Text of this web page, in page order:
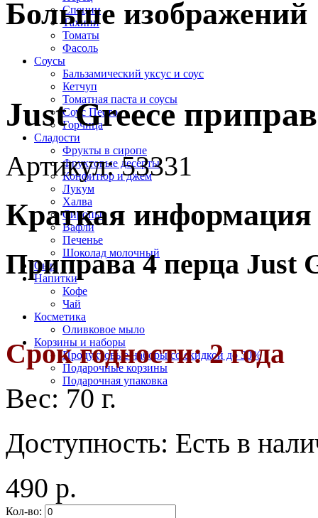
Специи
Тахини
Томаты
Фасоль
Соусы
Бальзамический уксус и соус
Кетчуп
Томатная паста и соусы
Соус Песто
Горчица
Cладости
Фрукты в сиропе
Фруктовые десерты
Конфитюр и джем
Лукум
Халва
Сиропы
Вафли
Печенье
Шоколад молочный
Сыр
Напитки
Кофе
Чай
Косметика
Оливковое мыло
Корзины и наборы
Продуктовые наборы со скидкой до 30%
Подарочные корзины
Подарочная упаковка
Больше изображений
Just Greece
Артикул:53331
Краткая информация
Приправа 4 перца Just
Срок годности: 2 года
Вес: 70 г.
Доступность: Есть в
490 р.
Кол-во: